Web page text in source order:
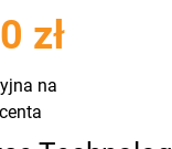
zł
na